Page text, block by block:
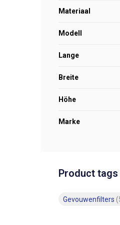
Materiaal
Modell
Lange
Breite
Höhe
Marke
Product tags
Gevouwenfilters